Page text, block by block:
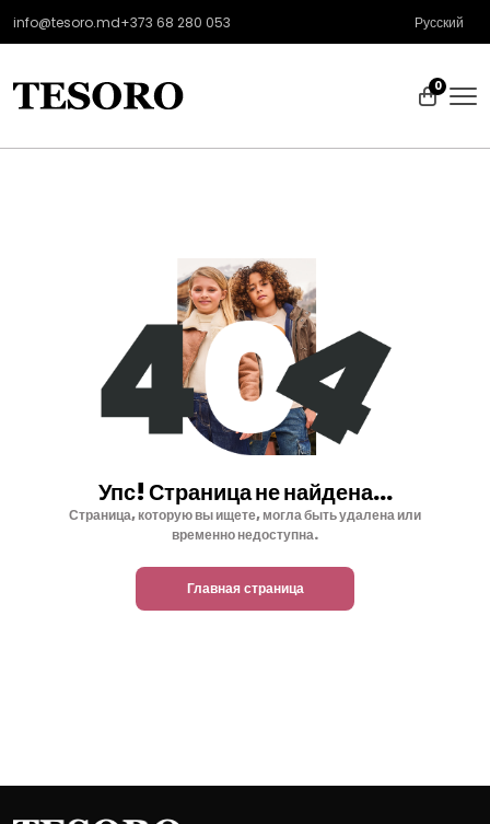
info@tesoro.md+373 68 280 053 Русский
0
Упс! Страница не найдена...
Страница, которую вы ищете, могла быть удалена или
временно недоступна.
Главная страница